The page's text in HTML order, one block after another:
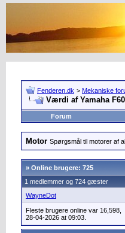
Fenderen.dk > Mekaniske
Værdi af Yamaha
Forum
Motor Spørgsmål til motorer af
» Online brugere: 725
1 medlemmer og 724 gæster
WayneDot
Fleste brugere online var 16,598,
28-04-2026 at 09:03.